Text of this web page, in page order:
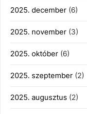
2025. december (6)
2025. november (3)
2025. október (6)
2025. szeptember (2)
2025. augusztus (2)